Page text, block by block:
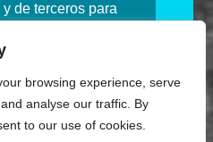
de terceros para
acepta su uso.
nuestra
Política de
browsing experience, serve
analyse our traffic. By
to our use of cookies.